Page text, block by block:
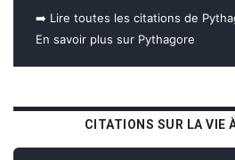
➡️ Lire toutes les citations de
En savoir plus sur Pythagore
CITATIONS SUR LA VIE